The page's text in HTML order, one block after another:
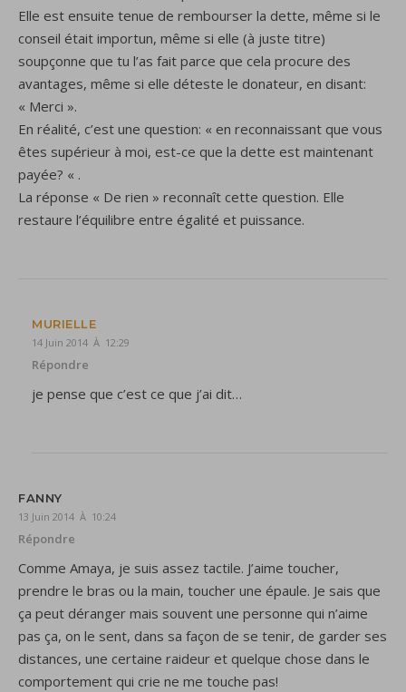
Elle est ensuite tenue de rembourser la dette, même si le
conseil était importun, même si elle (à juste titre)
soupçonne que tu l’as fait parce que cela procure des
avantages, même si elle déteste le donateur, en disant:
« Merci ».
En réalité, c’est une question: « en reconnaissant que vous
êtes supérieur à moi, est-ce que la dette est maintenant
payée? « .
La réponse « De rien » reconnaît cette question. Elle
restaure l’équilibre entre égalité et puissance.
MURIELLE
14 Juin 2014 À 12:29
Répondre
je pense que c’est ce que j’ai dit…
FANNY
13 Juin 2014 À 10:24
Répondre
Comme Amaya, je suis assez tactile. J’aime toucher,
prendre le bras ou la main, toucher une épaule. Je sais que
ça peut déranger mais souvent une personne qui n’aime
pas ça, on le sent, dans sa façon de se tenir, de garder ses
distances, une certaine raideur et quelque chose dans le
comportement qui crie ne me touche pas!